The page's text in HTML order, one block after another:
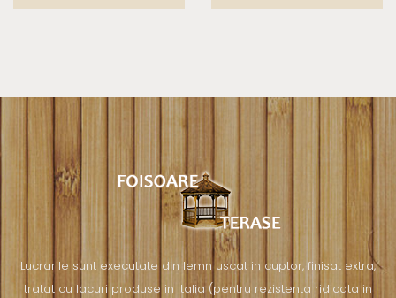
Lucrarile sunt executate din lemn uscat in cuptor, finisat extra,
tratat cu lacuri produse in Italia (pentru rezistenta ridicata in